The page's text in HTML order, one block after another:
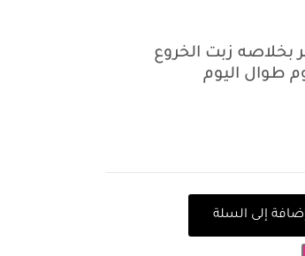
زبت الخروع
طوال اليوم
إلى السلة